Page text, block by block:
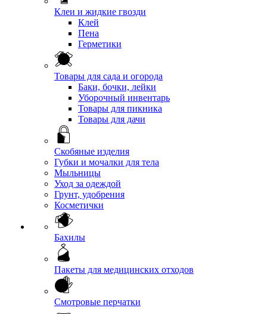
Клеи и жидкие гвозди
Клей
Пена
Герметики
Товары для сада и огорода
Баки, бочки, лейки
Уборочный инвентарь
Товары для пикника
Товары для дачи
Скобяные изделия
Губки и мочалки для тела
Мыльницы
Уход за одеждой
Грунт, удобрения
Косметички
Бахилы
Пакеты для медицинских отходов
Смотровые перчатки